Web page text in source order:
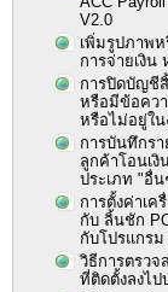
V2.0
เพิ่มรูปภาพ
การจ่ายเงิน
การปิดบัญชี
หรือมีข้อคว
หรือไม่อยู่ใ
การบันทึกร
ลูกค้าโอนเ
ประเภท "อื่น
การตั้งค่าเค
กับ ลิ้นชัก
กับโปรแกรม
วิธีการตรวจ
ที่ติดตั้งลงไป